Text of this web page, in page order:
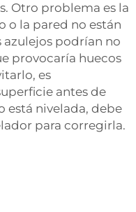
Otro problema es la
o la pared no están
podrían no
provocaría huecos
es
antes de
está nivelada, debe
para corregirla.